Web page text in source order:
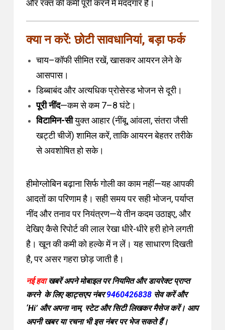
और रक्त की कमी पूरी करने में मददगार हैं।
क्या न करें: छोटी सावधानियां, बड़ा फर्क
चाय–कॉफी सीमित रखें, खासकर आयरन लेने के
आसपास।
डिब्बाबंद और अत्यधिक प्रोसेस्ड भोजन से दूरी।
पूरी नींद—कम से कम 7–8 घंटे।
विटामिन-सीयुक्त आहार (नींबू, आंवला, संतरा जैसी
खट्टी चीजें) शामिल करें, ताकि आयरन बेहतर तरीके
से अवशोषित हो सके।
हीमोग्लोबिन बढ़ाना सिर्फ गोली का काम नहीं—यह आपकी
आदतों का परिणाम है। सही समय पर सही भोजन, पर्याप्त
नींद और तनाव पर नियंत्रण—ये तीन कदम उठाइए, और
देखिए कैसे रिपोर्ट की लाल रेखा धीरे-धीरे हरी होने लगती
है। खून की कमी को हल्के में न लें। यह साधारण दिखती
है, पर असर गहरा छोड़ जाती है।
नई हवाखबरें अपने मोबाइल पर नियमित और डायरेक्ट प्राप्त
करने के लिए व्हाट्सएप नंबर 9460426838 सेव करें और
‘Hi’ और अपना नाम, स्टेट और सिटी लिखकर मैसेज करें। आप
अपनी खबर या रचना भी इस नंबर पर भेज सकते हैं।